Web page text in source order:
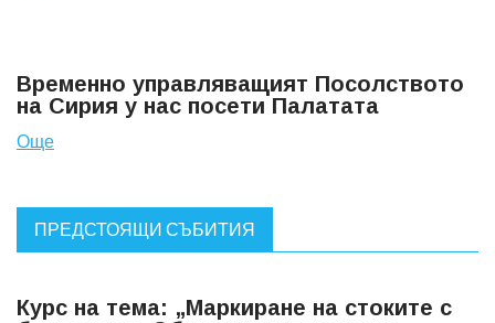
Временно управляващият Посолството
на Сирия у нас посети Палатата
Още
ПРЕДСТОЯЩИ СЪБИТИЯ
Курс на тема: „Маркиране на стоките с